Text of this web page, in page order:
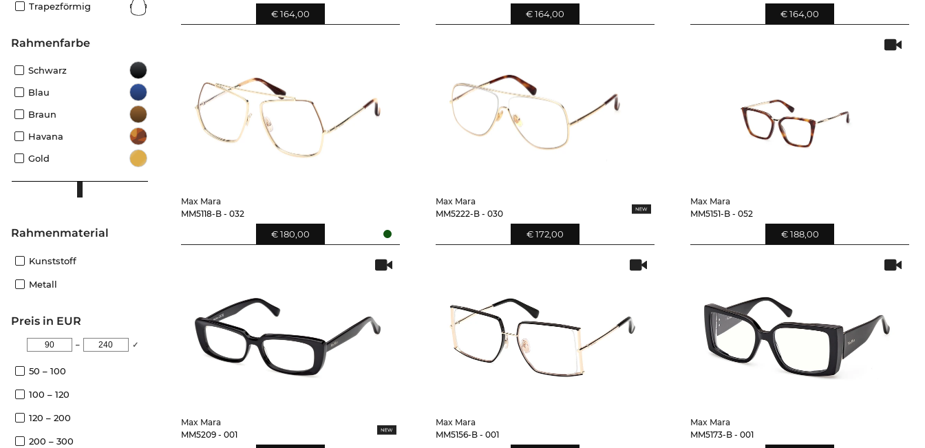
Trapezförmig
Rahmenfarbe
Schwarz
Blau
Braun
Havana
Gold
Rahmenmaterial
Kunststoff
Metall
Preis in EUR
– ✓
50 – 100
100 – 120
120 – 200
200 – 300
€ 164,00 € 164,00 € 164,00
Max Mara
MM5118-B - 032
€ 180,00
Max Mara
MM5222-B - 030
€ 172,00
Max Mara
MM5151-B - 052
€ 188,00
Max Mara
MM5209 - 001
Max Mara
MM5156-B - 001
Max Mara
MM5173-B - 001